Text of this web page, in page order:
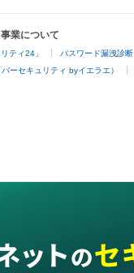
業について
ティ24」 パスワード漏洩診断
ーセキュリティ byイエラエ）